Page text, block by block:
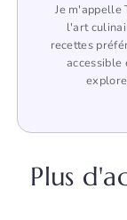
Je m'appelle
l'art
recettes
accessible
Plus